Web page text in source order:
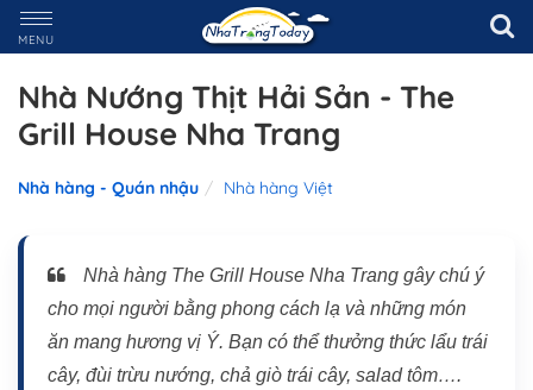
MENU
Nhà Nướng Thịt Hải Sản - The
Grill House Nha Trang
Nhà hàng - Quán nhậu Nhà hàng Việt
Nhà hàng The Grill House Nha Trang gây chú ý
cho mọi người bằng phong cách lạ và những món
ăn mang hương vị Ý. Bạn có thể thưởng thức lẩu trái
cây, đùi trừu nướng, chả giò trái cây, salad tôm….